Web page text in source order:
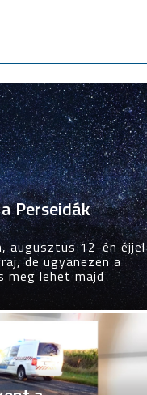
Perseidák
augusztus 12-én éjjel
de ugyanezen a
meg lehet majd